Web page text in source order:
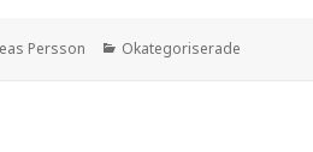
Persson Kategorier
Okategoriserade